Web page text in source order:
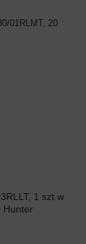
01RLMT, 20